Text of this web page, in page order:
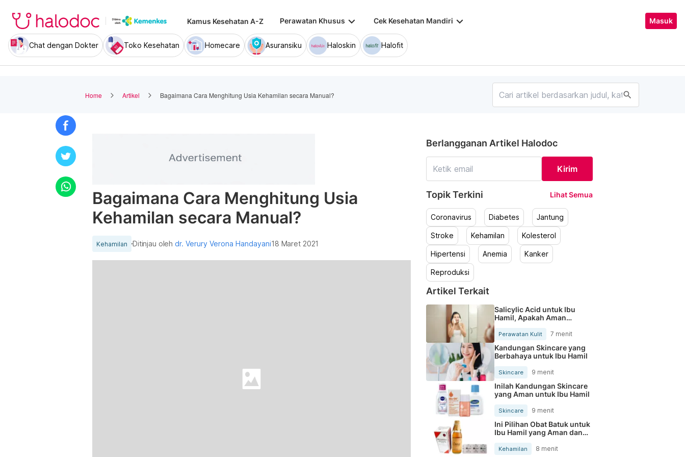
Kamus Kesehatan A-Z Perawatan Khusus keyboard_arrow_down Cek Kesehatan Mandiri keyboard_arrow_down Masuk
Chat dengan Dokter Toko Kesehatan Homecare Asuransiku Haloskin Halofit
Home Artikel Bagaimana Cara Menghitung Usia Kehamilan secara Manual? search
Bagaimana Cara Menghitung Usia
Kehamilan secara Manual?
Kehamilan Ditinjau olehdr. Verury Verona Handayani18 Maret 2021
Berlangganan Artikel Halodoc
Kirim
Topik Terkini Lihat Semua
Coronavirus Diabetes Jantung
Stroke Kehamilan Kolesterol
Hipertensi Anemia Kanker
Reproduksi
Artikel Terkait
Salicylic Acid untuk Ibu
Hamil, Apakah Aman
Digunakan?
Perawatan Kulit 7 menit
Kandungan Skincare yang
Berbahaya untuk Ibu Hamil
Skincare 9 menit
Inilah Kandungan Skincare
yang Aman untuk Ibu Hamil
Skincare 9 menit
Ini Pilihan Obat Batuk untuk
Ibu Hamil yang Aman dan
Kehamilan 8 menit